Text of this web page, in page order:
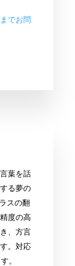
でお問
葉を話
る夢の
スの翻
度の高
、方言
。対応
。